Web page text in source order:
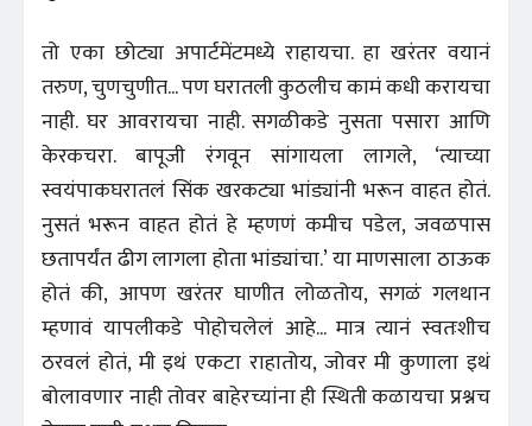
तो एका छोट्या अपार्टमेंटमध्ये राहायचा. हा खरंतर वयानं
तरुण, चुणचुणीत... पण घरातली कुठलीच कामं कधी करायचा
नाही. घर आवरायचा नाही. सगळीकडे नुसता पसारा आणि
केरकचरा. बापूजी रंगवून सांगायला लागले, ‘त्याच्या
स्वयंपाकघरातलं सिंक खरकट्या भांड्यांनी भरून वाहत होतं.
नुसतं भरून वाहत होतं हे म्हणणं कमीच पडेल, जवळपास
छतापर्यंत ढीग लागला होता भांड्यांचा.’ या माणसाला ठाऊक
होतं की, आपण खरंतर घाणीत लोळतोय, सगळं गलथान
म्हणावं यापलीकडे पोहोचलेलं आहे... मात्र त्यानं स्वतःशीच
ठरवलं होतं, मी इथं एकटा राहातोय, जोवर मी कुणाला इथं
बोलावणार नाही तोवर बाहेरच्यांना ही स्थिती कळायचा प्रश्नच